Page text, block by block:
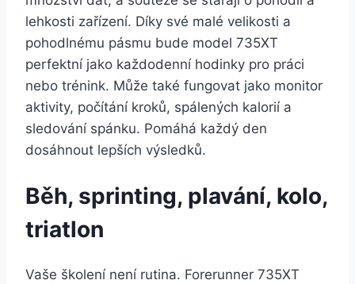
lehkosti zařízení. Díky své malé velikosti a
pohodlnému pásmu bude model 735XT
perfektní jako každodenní hodinky pro práci
nebo trénink. Může také fungovat jako monitor
aktivity, počítání kroků, spálených kalorií a
sledování spánku. Pomáhá každý den
dosáhnout lepších výsledků.
Běh, sprinting, plavání, kolo,
triatlon
Vaše školení není rutina. Forerunner 735XT